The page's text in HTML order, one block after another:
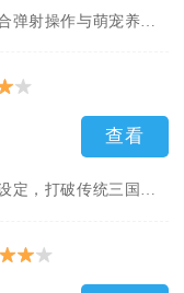
查看
三国仙侠志融合乱世三国剧情与东方仙侠设定，打破传统三国游戏框...